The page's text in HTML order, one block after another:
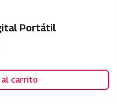
Portátil
al carrito